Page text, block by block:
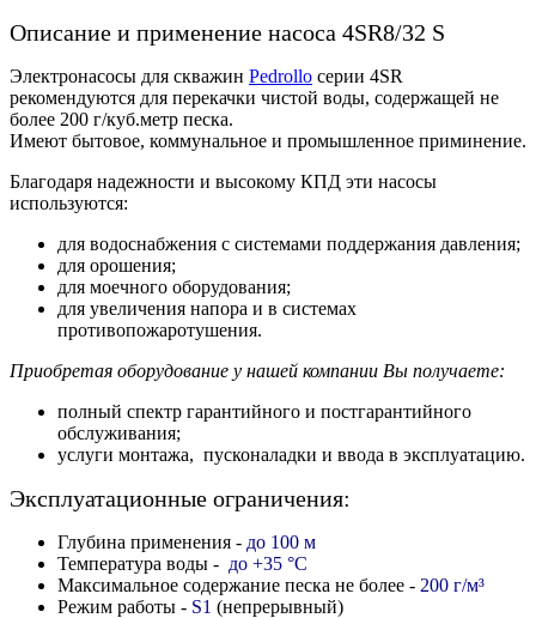
Описание и применение насоса 4SR8/32 S
Электронасосы для скважин Pedrollo серии 4SR
рекомендуются для перекачки чистой воды, содержащей не
более 200 г/куб.метр песка.
Имеют бытовое, коммунальное и промышленное приминение.
Благодаря надежности и высокому КПД эти насосы
используются:
для водоснабжения с системами поддержания давления;
для орошения;
для моечного оборудования;
для увеличения напора и в системах
противопожаротушения.
Приобретая оборудование у нашей компании Вы получаете:
полный спектр гарантийного и постгарантийного
обслуживания;
услуги монтажа, пусконаладки и ввода в эксплуатацию.
Эксплуатационные ограничения:
Глубина применения - до 100 м
Температура воды - до +35 °C
Максимальное содержание песка не более - 200 г/м³
Режим работы - S1 (непрерывный)